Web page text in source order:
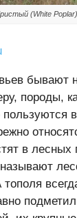
(White Poplar)
бывают
породы,
пользуются
в лесных
называют